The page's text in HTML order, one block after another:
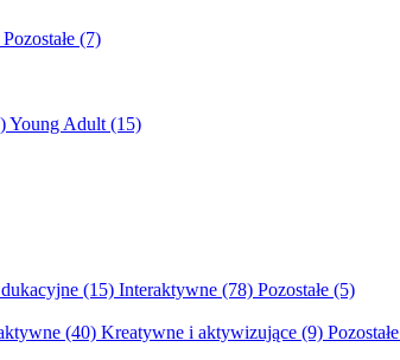
Pozostałe (7)
Young Adult (15)
(15) Interaktywne (78) Pozostałe (5)
(40) Kreatywne i aktywizujące (9) Pozostałe